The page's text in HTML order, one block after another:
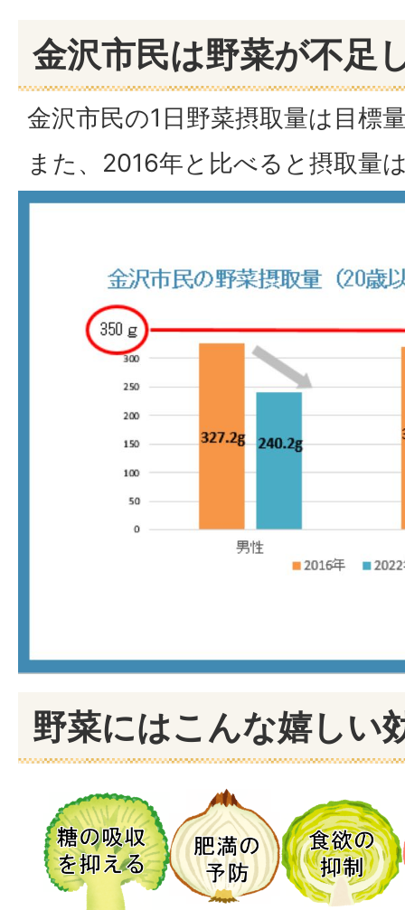
金沢市民は野菜が不足
金沢市民の1日野菜摂取量は目標
また、2016年と比べると摂取量
野菜にはこんな嬉しい